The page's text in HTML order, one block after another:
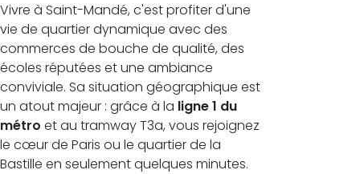
Vivre à Saint-Mandé, c'est profiter d'une
vie de quartier dynamique avec des
commerces de bouche de qualité, des
écoles réputées et une ambiance
conviviale. Sa situation géographique est
un atout majeur : grâce à la ligne 1 du
métro et au tramway T3a, vous rejoignez
le cœur de Paris ou le quartier de la
Bastille en seulement quelques minutes.